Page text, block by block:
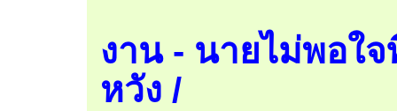
งาน - นายไม่พอใ
หวัง /